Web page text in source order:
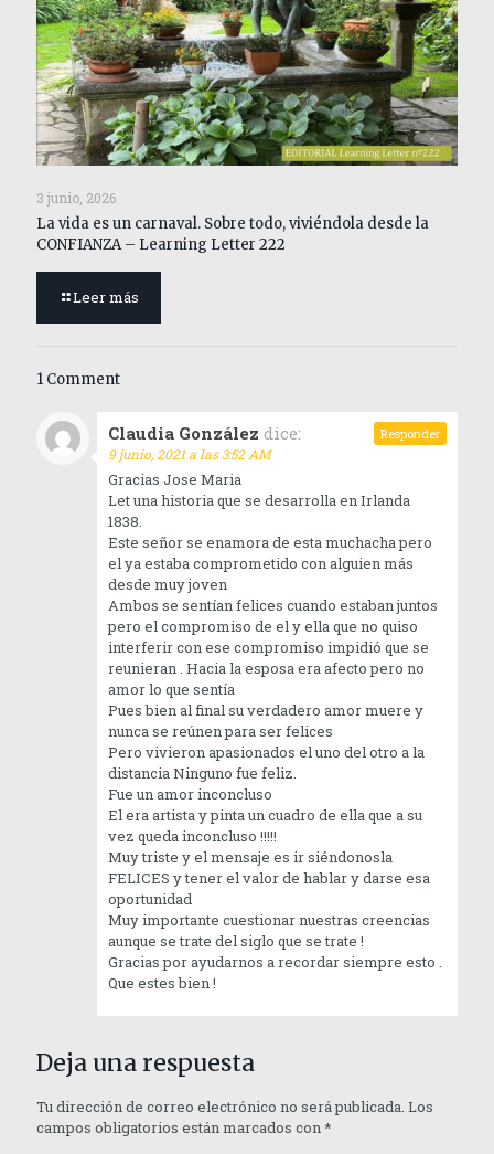
3 junio, 2026
La vida es un carnaval. Sobre todo, viviéndola desde la
CONFIANZA – Learning Letter 222
Leer más
1 Comment
Claudia González dice:
9 junio, 2021 a las 3:52 AM
Gracias Jose Maria
Let una historia que se desarrolla en Irlanda
1838.
Este señor se enamora de esta muchacha pero
el ya estaba comprometido con alguien más
desde muy joven
Ambos se sentían felices cuando estaban juntos
pero el compromiso de el y ella que no quiso
interferir con ese compromiso impidió que se
reunieran . Hacia la esposa era afecto pero no
amor lo que sentía
Pues bien al final su verdadero amor muere y
nunca se reúnen para ser felices
Pero vivieron apasionados el uno del otro a la
distancia Ninguno fue feliz.
Fue un amor inconcluso
El era artista y pinta un cuadro de ella que a su
vez queda inconcluso !!!!!
Muy triste y el mensaje es ir siéndonosla
FELICES y tener el valor de hablar y darse esa
oportunidad
Muy importante cuestionar nuestras creencias
aunque se trate del siglo que se trate !
Gracias por ayudarnos a recordar siempre esto .
Que estes bien !
Responder
Deja una respuesta
Tu dirección de correo electrónico no será publicada. Los
campos obligatorios están marcados con*